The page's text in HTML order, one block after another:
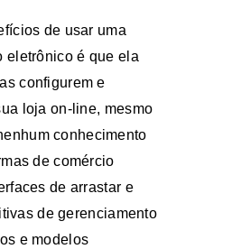
de usar uma
eletrônico é que ela
configurem e
loja on-line, mesmo
conhecimento
de comércio
de arrastar e
de gerenciamento
e modelos